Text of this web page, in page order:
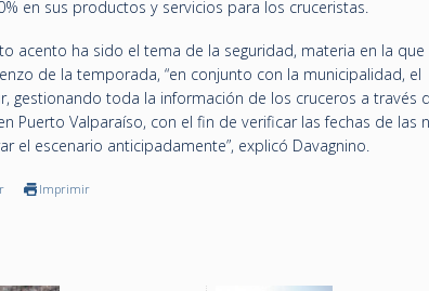
en sus productos y servicios para los cruceristas.
acento ha sido el tema de la seguridad, materia en la que
de la temporada, “en conjunto con la municipalidad, el
gestionando toda la información de los cruceros a través
Puerto Valparaíso, con el fin de verificar las fechas de las
el escenario anticipadamente”, explicó Davagnino.
Imprimir